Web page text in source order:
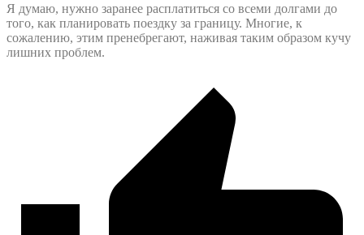
Я думаю, нужно заранее расплатиться со всеми долгами до
того, как планировать поездку за границу. Многие, к
сожалению, этим пренебрегают, наживая таким образом кучу
лишних проблем.